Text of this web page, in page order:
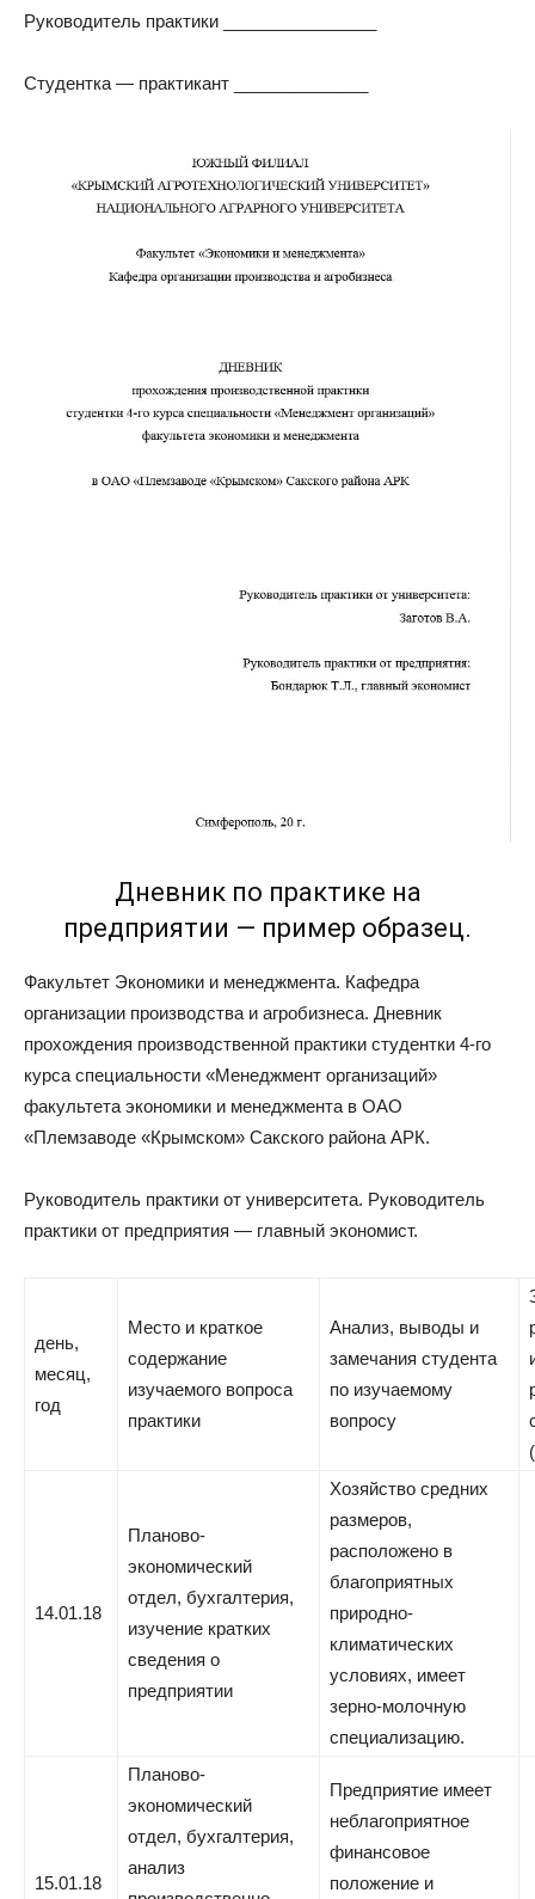
Руководитель практики ________________
Студентка — практикант ______________
Дневник по практике на
предприятии — пример образец.
Факультет Экономики и менеджмента. Кафедра
организации производства и агробизнеса. Дневник
прохождения производственной практики студентки 4-го
курса специальности «Менеджмент организаций»
факультета экономики и менеджмента в ОАО
«Племзаводе «Крымском» Сакского района АРК.
Руководитель практики от университета. Руководитель
практики от предприятия — главный экономист.
день,
месяц,
год
Место и краткое
содержание
изучаемого вопроса
практики
Анализ, выводы и
замечания студента
по изучаемому
вопросу
14.01.18
Планово-
экономический
отдел, бухгалтерия,
изучение кратких
сведения о
предприятии
Хозяйство средних
размеров,
расположено в
благоприятных
природно-
климатических
условиях, имеет
зерно-молочную
специализацию.
15.01.18
Планово-
экономический
отдел, бухгалтерия,
анализ
Предприятие имеет
неблагоприятное
финансовое
положение и